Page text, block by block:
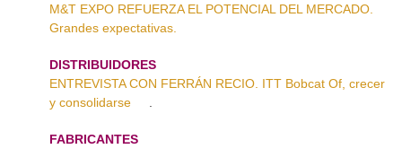
M&T EXPO REFUERZA EL POTENCIAL DEL MERCADO.
Grandes expectativas.
DISTRIBUIDORES
ENTREVISTA CON FERRÁN RECIO. ITT Bobcat Of, crecer
y consolidarse
FABRICANTES